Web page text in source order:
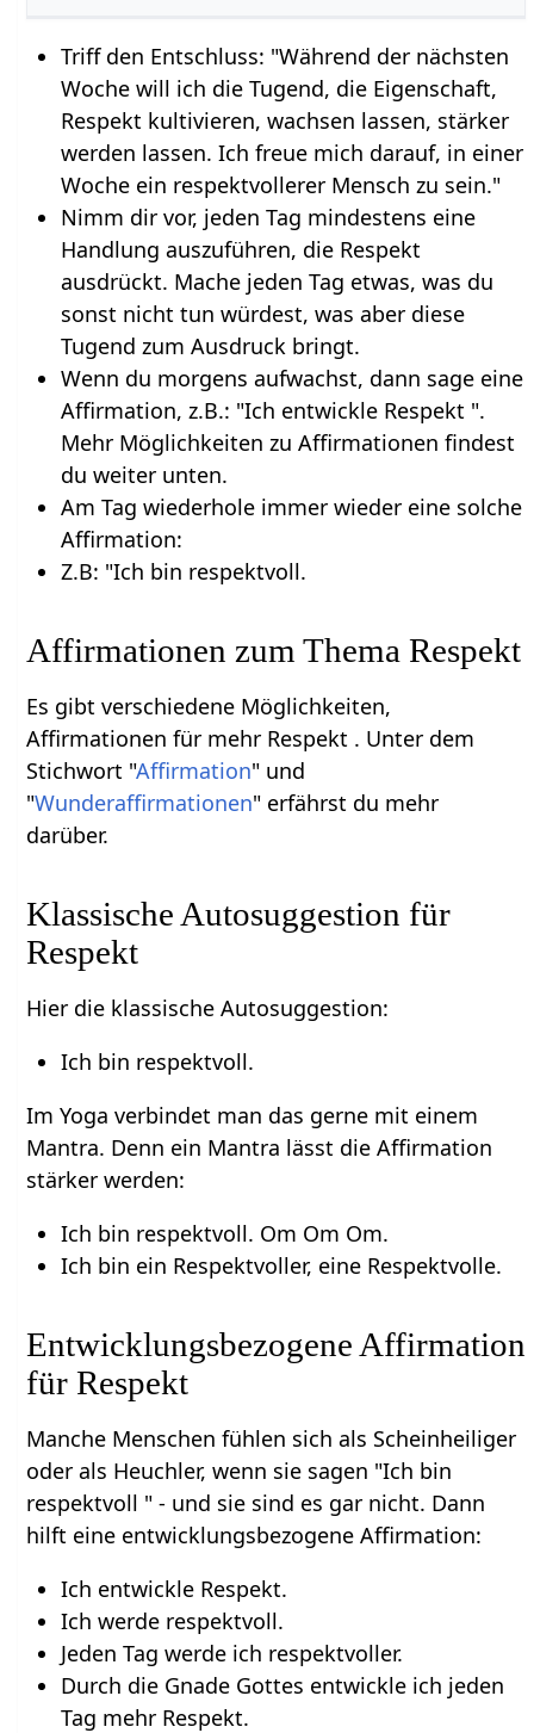
Triff den Entschluss: "Während der nächsten
Woche will ich die Tugend, die Eigenschaft,
Respekt kultivieren, wachsen lassen, stärker
werden lassen. Ich freue mich darauf, in einer
Woche ein respektvollerer Mensch zu sein."
Nimm dir vor, jeden Tag mindestens eine
Handlung auszuführen, die Respekt
ausdrückt. Mache jeden Tag etwas, was du
sonst nicht tun würdest, was aber diese
Tugend zum Ausdruck bringt.
Wenn du morgens aufwachst, dann sage eine
Affirmation, z.B.: "Ich entwickle Respekt ".
Mehr Möglichkeiten zu Affirmationen findest
du weiter unten.
Am Tag wiederhole immer wieder eine solche
Affirmation:
Z.B: "Ich bin respektvoll.
Affirmationen zum Thema Respekt
Es gibt verschiedene Möglichkeiten,
Affirmationen für mehr Respekt . Unter dem
Stichwort "Affirmation" und
"Wunderaffirmationen" erfährst du mehr
darüber.
Klassische Autosuggestion für
Respekt
Hier die klassische Autosuggestion:
Ich bin respektvoll.
Im Yoga verbindet man das gerne mit einem
Mantra. Denn ein Mantra lässt die Affirmation
stärker werden:
Ich bin respektvoll. Om Om Om.
Ich bin ein Respektvoller, eine Respektvolle.
Entwicklungsbezogene Affirmation
für Respekt
Manche Menschen fühlen sich als Scheinheiliger
oder als Heuchler, wenn sie sagen "Ich bin
respektvoll " - und sie sind es gar nicht. Dann
hilft eine entwicklungsbezogene Affirmation:
Ich entwickle Respekt.
Ich werde respektvoll.
Jeden Tag werde ich respektvoller.
Durch die Gnade Gottes entwickle ich jeden
Tag mehr Respekt.